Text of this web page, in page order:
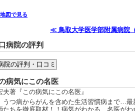
図で見る
≪ 鳥取大学医学部附属病院
病院の評判
病気にこの名医
夫著『この病気にこの名医』
うつ病からがんを含めた生活習慣病まで…
たちを徹底取材！！病気がわかる、名医が